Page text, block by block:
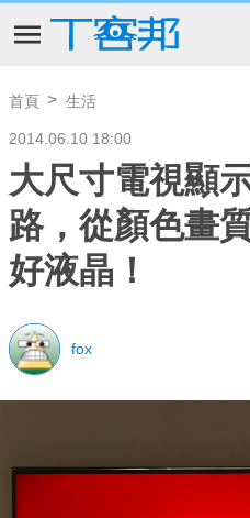
首頁 生活
2014.06.10 18:00
大尺寸電視顯
路，從顏色畫
好液晶！
fox